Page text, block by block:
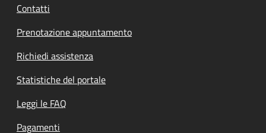
Contatti
Prenotazione appuntamento
Richiedi assistenza
Statistiche del portale
Leggi le FAQ
Pagamenti